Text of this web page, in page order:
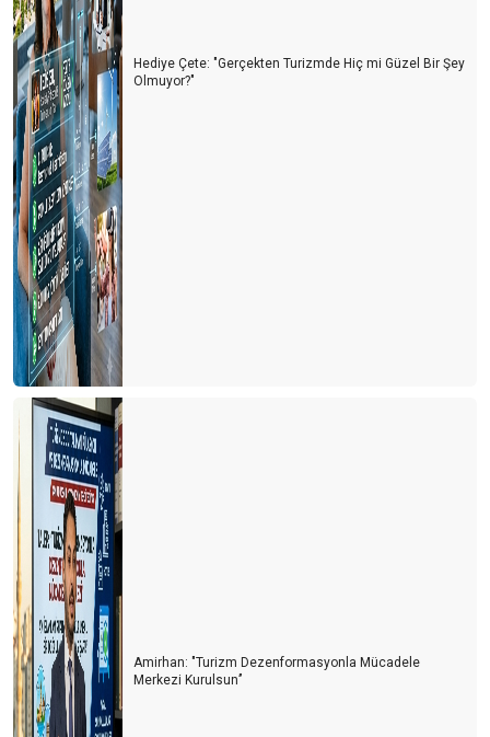
Hediye Çete: "Gerçekten Turizmde Hiç mi Güzel Bir Şey
Olmuyor?"
Amirhan: "Turizm Dezenformasyonla Mücadele
Merkezi Kurulsun’’